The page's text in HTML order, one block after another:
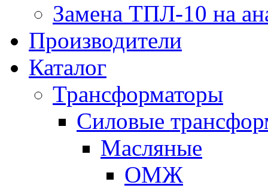
Замена ТПЛ-10 на
Производители
Каталог
Трансформаторы
Cиловые
Масляные
ОМЖ